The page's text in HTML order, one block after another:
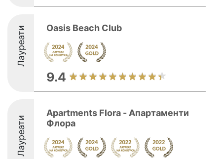
Лауреати Oasis Beach Club
9.4
Лауреати
Аpartments Flora - Апартaменти
Флора